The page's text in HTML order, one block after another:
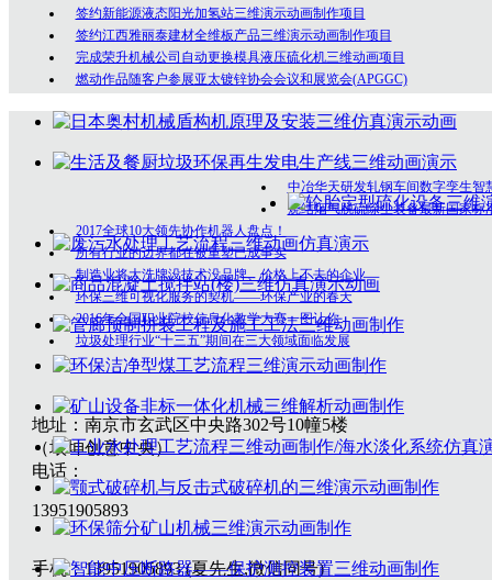
签约新能源液态阳光加氢站三维演示动画制作项目
签约江西雅丽泰建材全维板产品三维演示动画制作项目
完成荣升机械公司自动更换模具液压硫化机三维动画项目
燃动作品随客户参展亚太镀锌协会会议和展览会(APGGC)
中冶华天研发轧钢车间数字孪生智
烧结烟气脱硫除尘装备最新国家标
2017全球10大领先协作机器人盘点！
所有行业的边界都在被重塑已成事实
制造业将大洗牌没技术没品牌、价格上不去的企业
环保三维可视化服务的契机——环保产业的春天
2016年全国职业院校信息化教学大赛一图让你
垃圾处理行业“十三五”期间在三大领域面临发展
地址：南京市玄武区中央路302号10幢5楼
（垠坤创意中央）
电话：
13951905893
手机：13951905893 (夏先生,微信同号)